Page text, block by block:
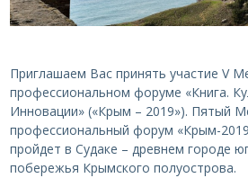
Приглашаем Вас принять участие V
профессиональном форуме «Книга.
Инновации» («Крым – 2019»). Пятый
профессиональный форум «Крым-
пройдет в Судаке – древнем городе
побережья Крымского полуострова.